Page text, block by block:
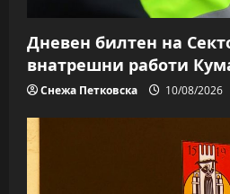
Дневен билтен на
внатрешни работи
Снежа Петковска 10/08/2026